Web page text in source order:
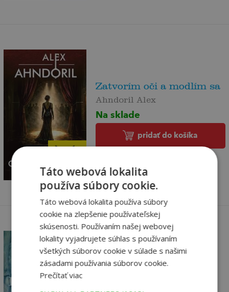
14 €
Zatvorím oči a modlím sa
Ahndoril Alex
Na sklade
pridať do košíka
Indigová dedička
Táto webová lokalita
používa súbory cookie.
Táto webová lokalita používa súbory
cookie na zlepšenie používateľskej
skúsenosti. Používaním našej webovej
lokality vyjadrujete súhlas s používaním
všetkých súborov cookie v súlade s našimi
zásadami používania súborov cookie.
Prečítať viac